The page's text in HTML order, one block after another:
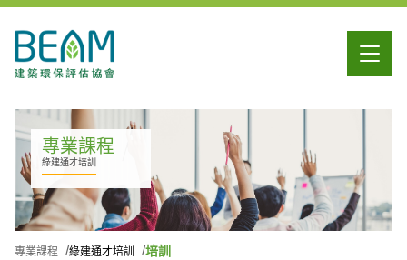
專業課程
綠建通才培訓
專業課程 綠建通才培訓 培訓